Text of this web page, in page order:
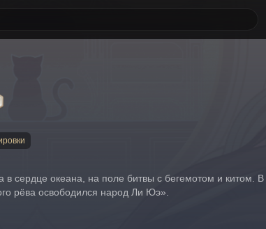
сердце океана, на поле битвы с бегемотом и китом. В
рёва освободился народ Ли Юэ».